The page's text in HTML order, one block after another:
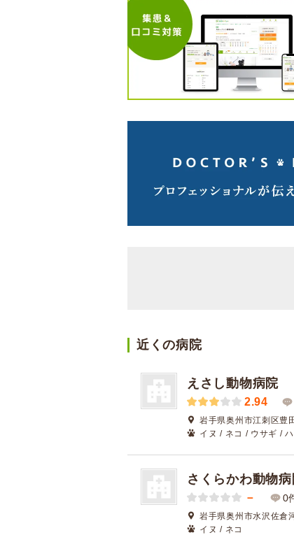
近くの病院
えさし動物病院
2.94
岩手県奥州市江刺区豊
イヌ / ネコ / ウサギ /
さくらかわ動物
－ 0
岩手県奥州市水沢佐倉
イヌ / ネコ